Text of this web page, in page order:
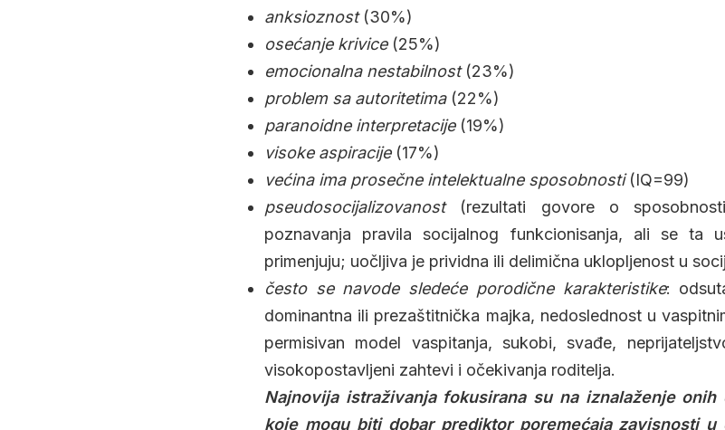
anksioznost(30%)
osećanje krivice(25%)
emocionalna nestabilnost(23%)
problem sa autoritetima(22%)
paranoidne interpretacije(19%)
visoke aspiracije(17%)
većina ima prosečne intelektualne sposobnosti(IQ=99)
pseudosocijalizovanost(rezultati govore o
poznavanja pravila socijalnog funkcionisanja, ali se ta
primenjuju; uočljiva je prividna ili delimična uklopljenost u
često se navode sledeće porodične karakteristike:
dominantna ili prezaštitnička majka, nedoslednost u
permisivan model vaspitanja, sukobi, svađe,
visokopostavljeni zahtevi i očekivanja roditelja.
Najnovija istraživanja fokusirana su na iznalaženje
koje mogu biti dobar prediktor poremećaja zavisnosti u